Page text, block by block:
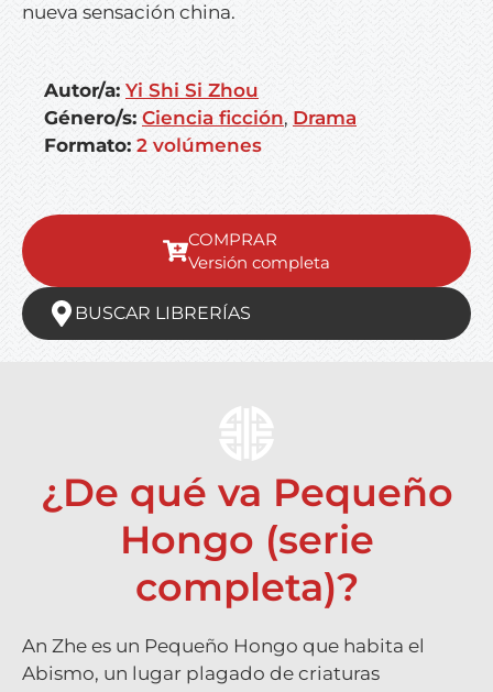
nueva sensación china.
Autor/a: Yi Shi Si Zhou
Género/s: Ciencia ficción, Drama
Formato: 2 volúmenes
Versión completa
BUSCAR LIBRERÍAS
¿De qué va Pequeño
Hongo (serie
completa)?
An Zhe es un Pequeño Hongo que habita el
Abismo, un lugar plagado de criaturas